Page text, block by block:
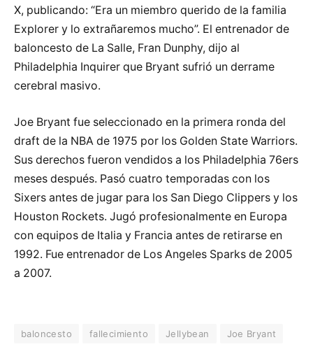
X, publicando: “Era un miembro querido de la familia
Explorer y lo extrañaremos mucho”. El entrenador de
baloncesto de La Salle, Fran Dunphy, dijo al
Philadelphia Inquirer que Bryant sufrió un derrame
cerebral masivo.
Joe Bryant fue seleccionado en la primera ronda del
draft de la NBA de 1975 por los Golden State Warriors.
Sus derechos fueron vendidos a los Philadelphia 76ers
meses después. Pasó cuatro temporadas con los
Sixers antes de jugar para los San Diego Clippers y los
Houston Rockets. Jugó profesionalmente en Europa
con equipos de Italia y Francia antes de retirarse en
1992. Fue entrenador de Los Angeles Sparks de 2005
a 2007.
baloncesto fallecimiento Jellybean Joe Bryant